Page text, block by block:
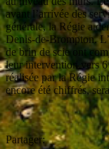
avant l’arrivée des
générale, la Régie a
Denis-de-Brompton.
de brin de scie ont
leur intervention vers
réalisée par la Régie
encore été chiffrés,
Partager: